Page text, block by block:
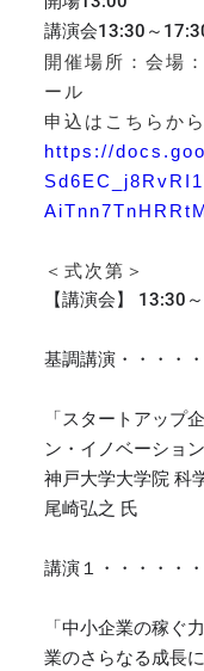
講演会13:30～
開催場所：会場
ール
申込はこちらから
https://
＜式次第＞
【講演会】 13:30
基調講演・・・・
「スタートアップ
ン・イノベーション
神戸大学大学院 科
尾崎弘之 氏
講演１・・・・・
「中小企業の稼ぐ
業のさらなる成長に